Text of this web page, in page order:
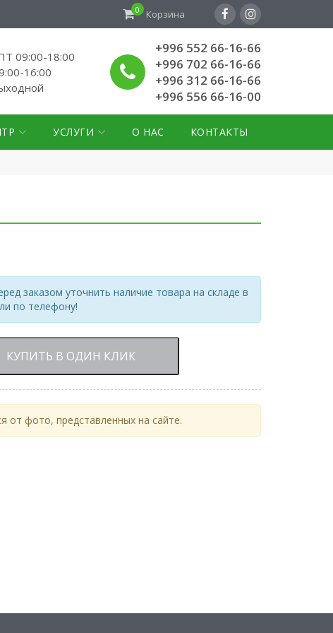
0 Корзина
09:00-18:00
16:00
+996 552 66-16-66
+996 702 66-16-66
+996 312 66-16-66
+996 556 66-16-00
УСЛУГИ О НАС КОНТАКТЫ
заказом уточнить наличие товара на складе в
по телефону!
КУПИТЬ В ОДИН КЛИК
от фото, представленных на сайте.